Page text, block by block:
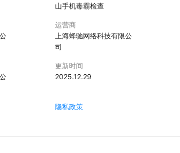
山手机毒霸检查
运营商
上海蜂驰网络科技有限公
司
更新时间
2025.12.29
隐私政策